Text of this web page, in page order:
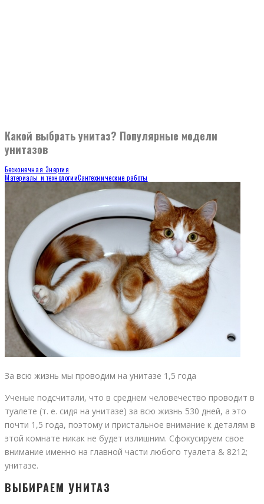
Какой выбрать унитаз? Популярные модели
унитазов
Бесконечная Энергия
Материалы и технологииСантехнические работы
За всю жизнь мы проводим на унитазе 1,5 года
Ученые подсчитали, что в среднем человечество проводит в
туалете (т. е. сидя на унитазе) за всю жизнь 530 дней, а это
почти 1,5 года, поэтому и пристальное внимание к деталям в
этой комнате никак не будет излишним. Сфокусируем свое
внимание именно на главной части любого туалета & 8212;
унитазе.
ВЫБИРАЕМ УНИТАЗ